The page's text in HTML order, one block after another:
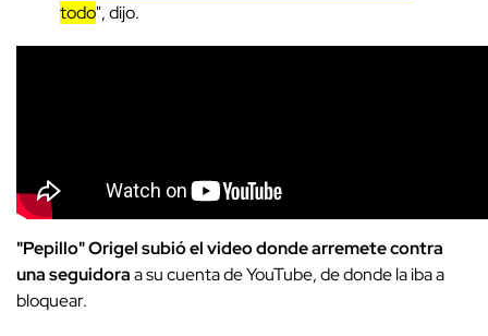
todo", dijo.
"Pepillo" Origel subió el video donde arremete contra
una seguidoraa su cuenta de YouTube, de donde la iba a
bloquear.